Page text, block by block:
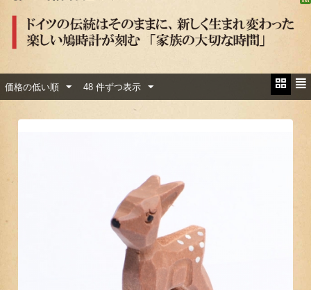
価格の低い順 48 件ずつ表示